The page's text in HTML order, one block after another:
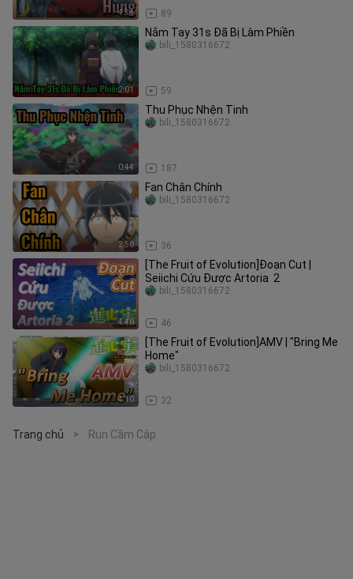
4:34 89
2:01
Nắm Tay 31s Đã Bị Làm Phiền
59
bili_1580316672
0:44
Thu Phục Nhện Tinh
187
bili_1580316672
2:50
Fan Chân Chính
36
bili_1580316672
4:40
[The Fruit of Evolution]Đoạn Cut |
Seiichi Cứu Được Artoria 2
46
bili_1580316672
4:10
[The Fruit of Evolution]AMV | "Bring Me
Home"
32
bili_1580316672
Trang chủ > Run Cầm Cập